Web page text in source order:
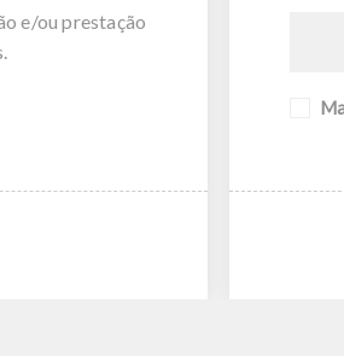
e/ou prestação